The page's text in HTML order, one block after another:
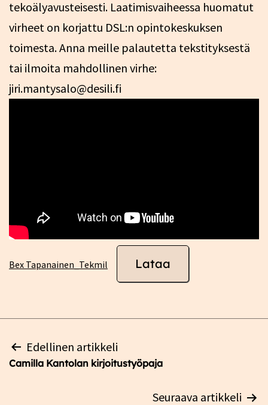
tekoälyavusteisesti. Laatimisvaiheessa huomatut
virheet on korjattu DSL:n opintokeskuksen
toimesta. Anna meille palautetta tekstityksestä
tai ilmoita mahdollinen virhe:
jiri.mantysalo@desili.fi
Bex Tapanainen_Tekmil Lataa
Artikkelien
selaus
Edellinen artikkeli
Camilla Kantolan kirjoitustyöpaja
Seuraava artikkeli